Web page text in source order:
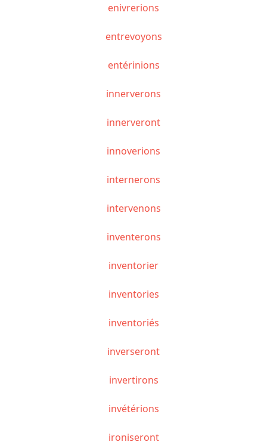
enivrerions
entrevoyons
entérinions
innerverons
innerveront
innoverions
internerons
intervenons
inventerons
inventorier
inventories
inventoriés
inverseront
invertirons
invétérions
ironiseront